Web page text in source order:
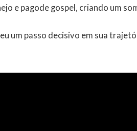
e pagode gospel, criando um
um passo decisivo em sua